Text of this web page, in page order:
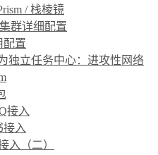
/ 栈棱镜
集群详细配置
配置
独立任务中心：进攻性网络
接入
接入
入（二）